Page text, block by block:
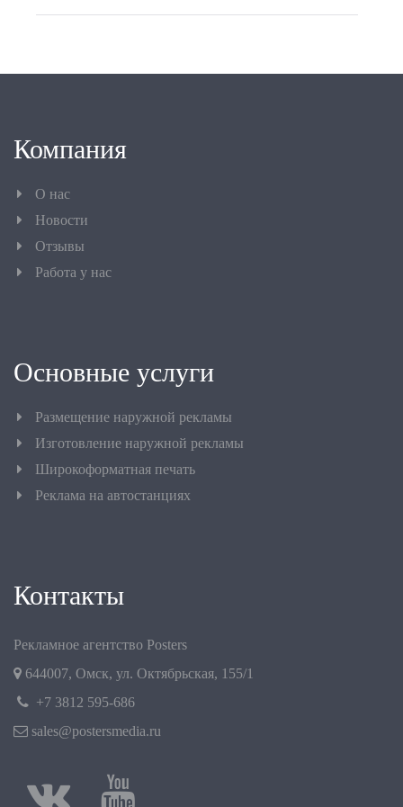
Компания
О нас
Новости
Отзывы
Работа у нас
Основные услуги
Размещение наружной рекламы
Изготовление наружной рекламы
Широкоформатная печать
Реклама на автостанциях
Контакты
Рекламное агентство Posters
644007, Омск, ул. Октябрьская, 155/1
+7 3812 595-686
sales@postersmedia.ru